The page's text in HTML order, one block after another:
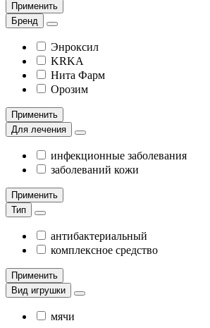
Применить
Бренд
Энроксил
KRKA
Нита Фарм
Орозим
Применить
Для лечения
инфекционные заболевания
заболеваний кожи
Применить
Тип
антибактериальный
комплексное средство
Применить
Вид игрушки
мячи